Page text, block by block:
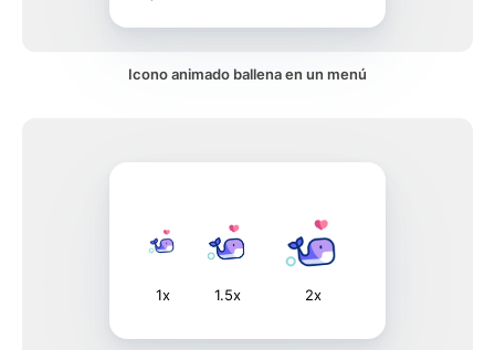
Icono animado ballena en un menú
1x 1.5x 2x